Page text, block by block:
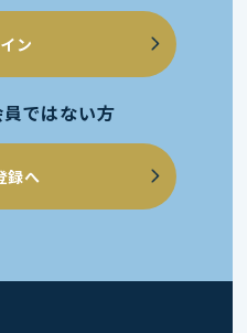
ン
ではない方
録へ